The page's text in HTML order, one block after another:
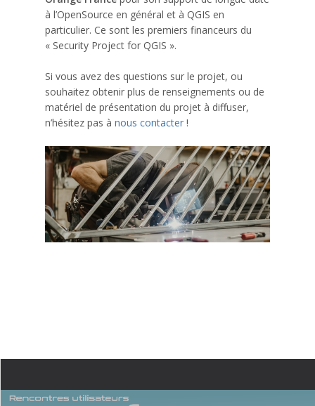
à l’OpenSource en général et à QGIS en
particulier. Ce sont les premiers financeurs du
« Security Project for QGIS ».
Si vous avez des questions sur le projet, ou
souhaitez obtenir plus de renseignements ou de
matériel de présentation du projet à diffuser,
n’hésitez pas à nous contacter !